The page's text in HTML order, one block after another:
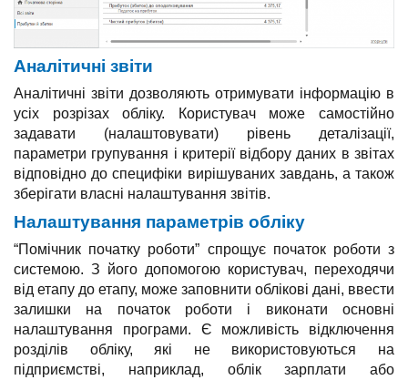
Аналітичні звіти
Аналітичні звіти дозволяють отримувати інформацію в
усіх розрізах обліку. Користувач може самостійно
задавати (налаштовувати) рівень деталізації,
параметри групування і критерії відбору даних в звітах
відповідно до специфіки вирішуваних завдань, а також
зберігати власні налаштування звітів.
Налаштування параметрів обліку
“Помічник початку роботи” спрощує початок роботи з
системою. З його допомогою користувач, переходячи
від етапу до етапу, може заповнити облікові дані, ввести
залишки на початок роботи і виконати основні
налаштування програми. Є можливість відключення
розділів обліку, які не використовуються на
підприємстві, наприклад, облік зарплати або